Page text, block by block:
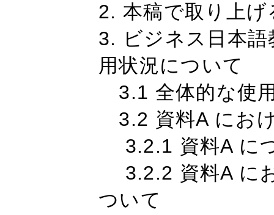
2. 本稿で取り上
3. ビジネス日本
用状況について
3.1 全体的な使
3.2 資料A にお
3.2.1 資料A に
3.2.2 資料A に
ついて